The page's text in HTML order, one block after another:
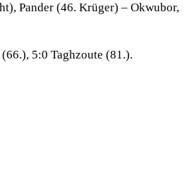
Pander (46. Krüger) – Okwubor,
5:0 Taghzoute (81.).